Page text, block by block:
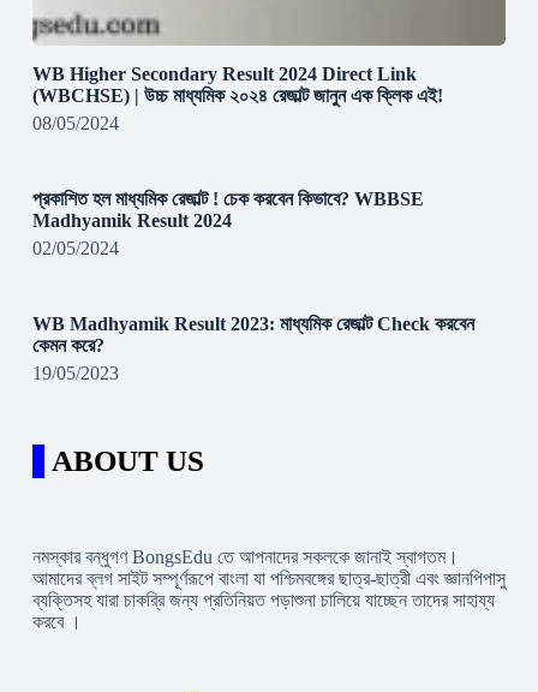
WB Higher Secondary Result 2024 Direct Link
(WBCHSE) | উচ্চ মাধ্যমিক ২০২৪ রেজাল্ট জানুন এক ক্লিক এই!
08/05/2024
প্রকাশিত হল মাধ্যমিক রেজাল্ট ! চেক করবেন কিভাবে? WBBSE
Madhyamik Result 2024
02/05/2024
WB Madhyamik Result 2023: মাধ্যমিক রেজাল্ট Check করবেন
কেমন করে?
19/05/2023
ABOUT US
নমস্কার বন্ধুগণ BongsEdu তে আপনাদের সকলকে জানাই স্বাগতম।
আমাদের ব্লগ সাইট সম্পূর্ণরূপে বাংলা যা পশ্চিমবঙ্গের ছাত্র-ছাত্রী এবং জ্ঞানপিপাসু
ব্যক্তিসহ যারা চাকরি্র জন্য প্রতিনিয়ত পড়াশুনা চালিয়ে যাচ্ছেন তাদের সাহায্য
করবে ।